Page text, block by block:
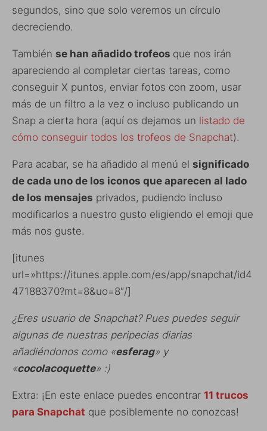
segundos, sino que solo veremos un círculo
decreciendo.
También se han añadido trofeos que nos irán
apareciendo al completar ciertas tareas, como
conseguir X puntos, enviar fotos con zoom, usar
más de un filtro a la vez o incluso publicando un
Snap a cierta hora (aquí os dejamos un listado de
cómo conseguir todos los trofeos de Snapchat).
Para acabar, se ha añadido al menú el significado
de cada uno de los iconos que aparecen al lado
de los mensajes privados, pudiendo incluso
modificarlos a nuestro gusto eligiendo el emoji que
más nos guste.
[itunes
url=»https://itunes.apple.com/es/app/snapchat/id4
47188370?mt=8&uo=8″/]
¿Eres usuario de Snapchat? Pues puedes seguir
algunas de nuestras peripecias diarias
añadiéndonos como «esferag» y
«cocolacoquette» :)
Extra: ¡En este enlace puedes encontrar 11 trucos
para Snapchat que posiblemente no conozcas!